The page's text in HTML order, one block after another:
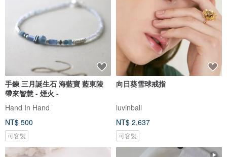
手鍊 三月誕生石 海藍寶 藍東陵
帶來智慧 - 煙火 -
Hand In Hand
NT$ 500
可客製
向日葵雪球戒指
luvinball
NT$ 2,637
可客製